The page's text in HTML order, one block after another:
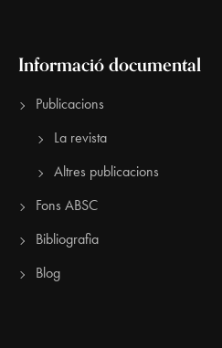
Informació documental
Publicacions
La revista
Altres publicacions
Fons ABSC
Bibliografia
Blog